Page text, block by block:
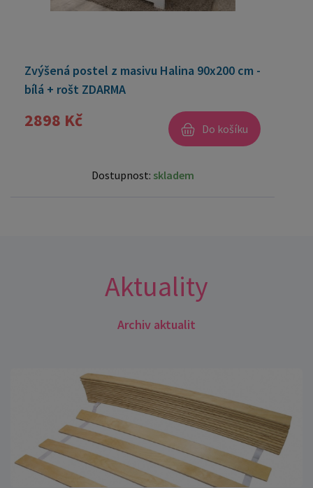
Zvýšená postel z masivu Halina 90x200 cm -
bílá + rošt ZDARMA
2898 Kč Do košíku
Dostupnost: skladem
Aktuality
Archiv aktualit